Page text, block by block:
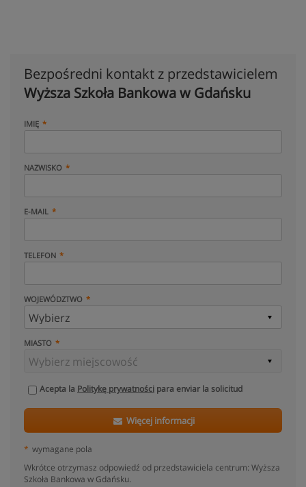
Bezpośredni kontakt z przedstawicielem
Wyższa Szkoła Bankowa w Gdańsku
IMIĘ
NAZWISKO
E-MAIL
TELEFON
WOJEWÓDZTWO
MIASTO
Acepta la Politykę prywatności para enviar la solicitud
Więcej informacji
* wymagane pola
Wkrótce otrzymasz odpowiedź od przedstawiciela centrum: Wyższa
Szkoła Bankowa w Gdańsku.